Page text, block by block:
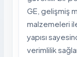
GE, gelişmiş
malzemeleri
yapısı
verimlilik